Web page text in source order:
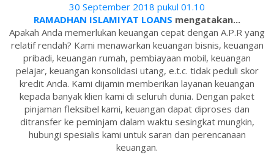
30 September 2018 pukul 01.10
RAMADHAN ISLAMIYAT LOANS mengatakan...
Apakah Anda memerlukan keuangan cepat dengan A.P.R yang
relatif rendah? Kami menawarkan keuangan bisnis, keuangan
pribadi, keuangan rumah, pembiayaan mobil, keuangan
pelajar, keuangan konsolidasi utang, e.t.c. tidak peduli skor
kredit Anda. Kami dijamin memberikan layanan keuangan
kepada banyak klien kami di seluruh dunia. Dengan paket
pinjaman fleksibel kami, keuangan dapat diproses dan
ditransfer ke peminjam dalam waktu sesingkat mungkin,
hubungi spesialis kami untuk saran dan perencanaan
keuangan.